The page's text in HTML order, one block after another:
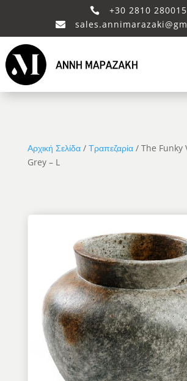
 +30 2810 280015

Αρχική Σελίδα/ Τραπεζαρία/ The Funky
Grey – L